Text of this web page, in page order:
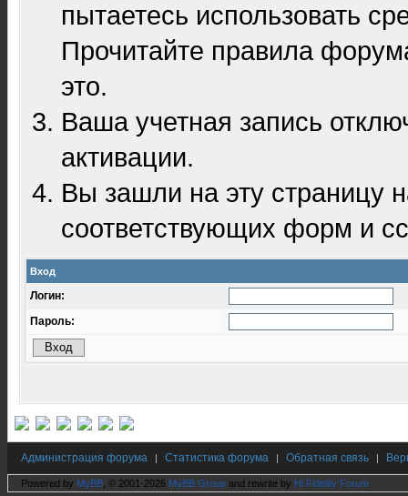
пытаетесь использовать
Прочитайте правила
это.
Ваша учетная запись
активации.
Вы зашли на эту
соответствующих форм и
Вход
Логин:
Пароль:
Администрация форума | Статистика форума | Обратная связь |
Powered by MyBB , © 2001-2026 MyBB Group and rewrite by Hi Fidelity Forum